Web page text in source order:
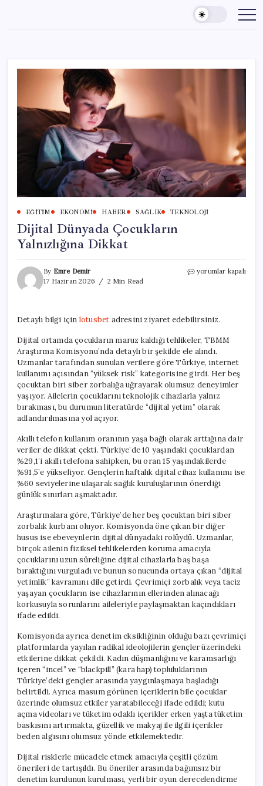
content
EĞITIM EKONOMI HABER SAĞLIK TEKNOLOJI
Dijital Dünyada Çocukların
Yalnızlığına Dikkat
By Emre Demir
17 Haziran 2026
2 Min Read
Dijital
için
yorumlar kapalı
Detaylı bilgi için lotusbet adresini ziyaret edebilirsiniz.
Dijital ortamda çocukların maruz kaldığı tehlikeler, TBMM
Araştırma Komisyonu’nda detaylı bir şekilde ele alındı.
Uzmanlar tarafından sunulan verilere göre Türkiye, internet
kullanımı açısından “yüksek risk” kategorisine girdi. Her beş
çocuktan biri siber zorbalığa uğrayarak olumsuz deneyimler
yaşıyor. Ailelerin çocuklarını teknolojik cihazlarla yalnız
bırakması, bu durumun literatürde “dijital yetim” olarak
adlandırılmasına yol açıyor.
Akıllı telefon kullanım oranının yaşa bağlı olarak arttığına dair
veriler de dikkat çekti. Türkiye’de 10 yaşındaki çocuklardan
%29,1’i akıllı telefona sahipken, bu oran 15 yaşındakilerde
%91,5’e yükseliyor. Gençlerin haftalık dijital cihaz kullanımı ise
%60 seviyelerine ulaşarak sağlık kuruluşlarının önerdiği
günlük sınırları aşmaktadır.
Araştırmalara göre, Türkiye’de her beş çocuktan biri siber
zorbalık kurbanı oluyor. Komisyonda öne çıkan bir diğer
husus ise ebeveynlerin dijital dünyadaki rolüydü. Uzmanlar,
birçok ailenin fiziksel tehlikelerden koruma amacıyla
çocuklarını uzun süreliğine dijital cihazlarla baş başa
bıraktığını vurguladı ve bunun sonucunda ortaya çıkan “dijital
yetimlik” kavramını dile getirdi. Çevrimiçi zorbalık veya taciz
yaşayan çocukların ise cihazlarının ellerinden alınacağı
korkusuyla sorunlarını aileleriyle paylaşmaktan kaçındıkları
ifade edildi.
Komisyonda ayrıca denetim eksikliğinin olduğu bazı çevrimiçi
platformlarda yayılan radikal ideolojilerin gençler üzerindeki
etkilerine dikkat çekildi. Kadın düşmanlığını ve karamsarlığı
içeren “incel” ve “blackpill” (kara hap) topluluklarının
Türkiye’deki gençler arasında yaygınlaşmaya başladığı
belirtildi. Ayrıca masum görünen içeriklerin bile çocuklar
üzerinde olumsuz etkiler yaratabileceği ifade edildi; kutu
açma videoları ve tüketim odaklı içerikler erken yaşta tüketim
baskısını artırmakta, güzellik ve makyaj ile ilgili içerikler
beden algısını olumsuz yönde etkilemektedir.
Dijital risklerle mücadele etmek amacıyla çeşitli çözüm
önerileri de tartışıldı. Bu öneriler arasında bağımsız bir
denetim kurulunun kurulması, yerli bir oyun derecelendirme